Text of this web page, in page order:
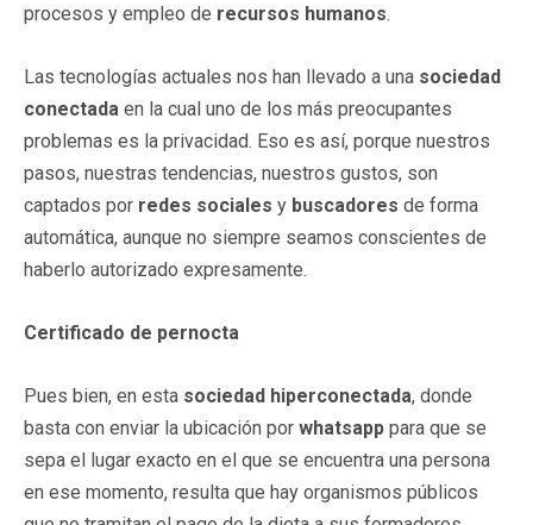
procesos y empleo de recursos humanos.
Las tecnologías actuales nos han llevado a una sociedad
conectada en la cual uno de los más preocupantes
problemas es la privacidad. Eso es así, porque nuestros
pasos, nuestras tendencias, nuestros gustos, son
captados por redes sociales y buscadores de forma
automática, aunque no siempre seamos conscientes de
haberlo autorizado expresamente.
Certificado de pernocta
Pues bien, en esta sociedad hiperconectada, donde
basta con enviar la ubicación por whatsapp para que se
sepa el lugar exacto en el que se encuentra una persona
en ese momento, resulta que hay organismos públicos